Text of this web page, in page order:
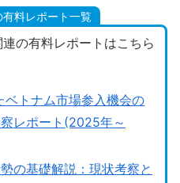
料レポート一覧
の有料レポートはこちら
ベトナム市場参入機会の
レポート(2025年～
の基礎解説：現状考察と